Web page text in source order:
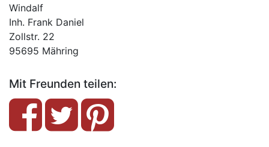
Windalf
Inh. Frank Daniel
Zollstr. 22
95695 Mähring
Mit Freunden teilen: